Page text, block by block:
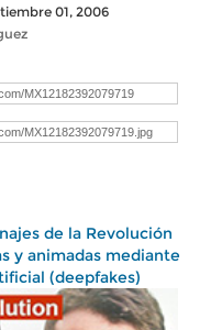
01, 2006
de la Revolución
y animadas mediante
(deepfakes)